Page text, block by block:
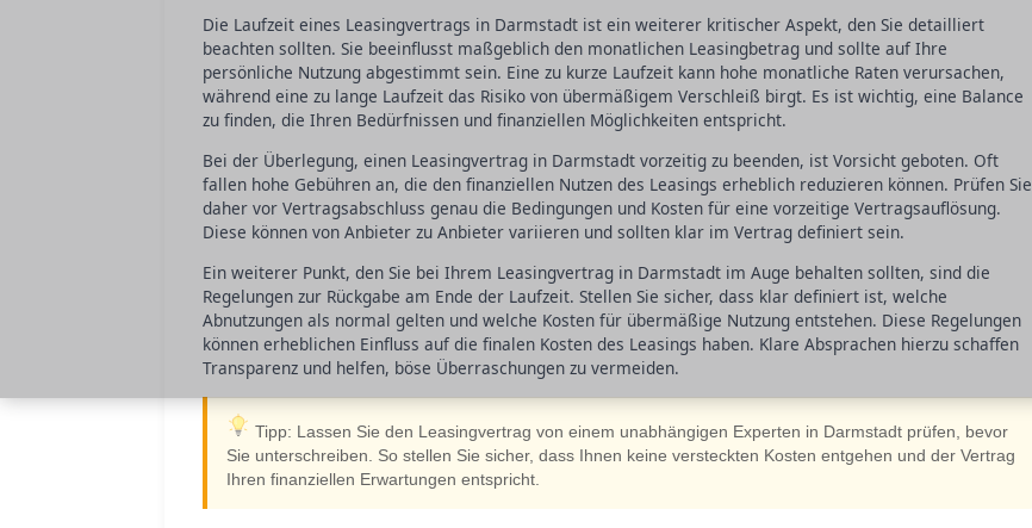
Die Laufzeit eines Leasingvertrags in Darmstadt ist ein weiterer kritischer Aspekt, den Sie detailliert
beachten sollten. Sie beeinflusst maßgeblich den monatlichen Leasingbetrag und sollte auf Ihre
persönliche Nutzung abgestimmt sein. Eine zu kurze Laufzeit kann hohe monatliche Raten verursachen,
während eine zu lange Laufzeit das Risiko von übermäßigem Verschleiß birgt. Es ist wichtig, eine Balance
zu finden, die Ihren Bedürfnissen und finanziellen Möglichkeiten entspricht.
Bei der Überlegung, einen Leasingvertrag in Darmstadt vorzeitig zu beenden, ist Vorsicht geboten. Oft
fallen hohe Gebühren an, die den finanziellen Nutzen des Leasings erheblich reduzieren können. Prüfen Sie
daher vor Vertragsabschluss genau die Bedingungen und Kosten für eine vorzeitige Vertragsauflösung.
Diese können von Anbieter zu Anbieter variieren und sollten klar im Vertrag definiert sein.
Ein weiterer Punkt, den Sie bei Ihrem Leasingvertrag in Darmstadt im Auge behalten sollten, sind die
Regelungen zur Rückgabe am Ende der Laufzeit. Stellen Sie sicher, dass klar definiert ist, welche
Abnutzungen als normal gelten und welche Kosten für übermäßige Nutzung entstehen. Diese Regelungen
können erheblichen Einfluss auf die finalen Kosten des Leasings haben. Klare Absprachen hierzu schaffen
Transparenz und helfen, böse Überraschungen zu vermeiden.
Tipp: Lassen Sie den Leasingvertrag von einem unabhängigen Experten in Darmstadt prüfen, bevor
Sie unterschreiben. So stellen Sie sicher, dass Ihnen keine versteckten Kosten entgehen und der Vertrag
Ihren finanziellen Erwartungen entspricht.